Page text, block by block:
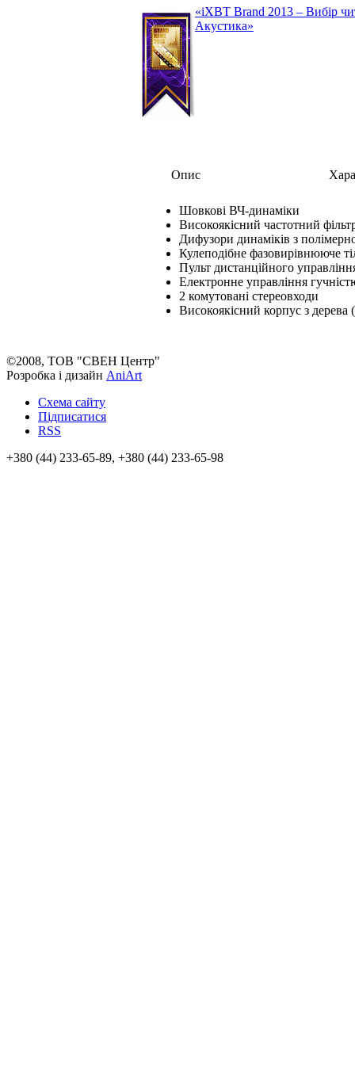
«iXBT Brand 2013 – Вибір
Акустика»
Опис
Шовкові ВЧ-динаміки
Високоякісний частотний
Дифузори динаміків з
Кулеподібне фазовирівнююче
Пульт дистанційного
Електронне управління
2 комутовані стереовходи
Високоякісний корпус з
©2008, ТОВ "СВЕН Центр"
Розробка і дизайн AniArt
Схема сайту
Підписатися
RSS
+380 (44) 233-65-89, +380 (44) 233-65-98